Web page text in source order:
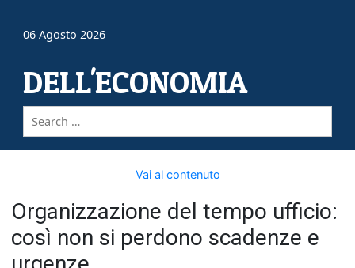
06 Agosto 2026
DELL'ECONOMIA
Vai al contenuto
Organizzazione del tempo ufficio:
così non si perdono scadenze e